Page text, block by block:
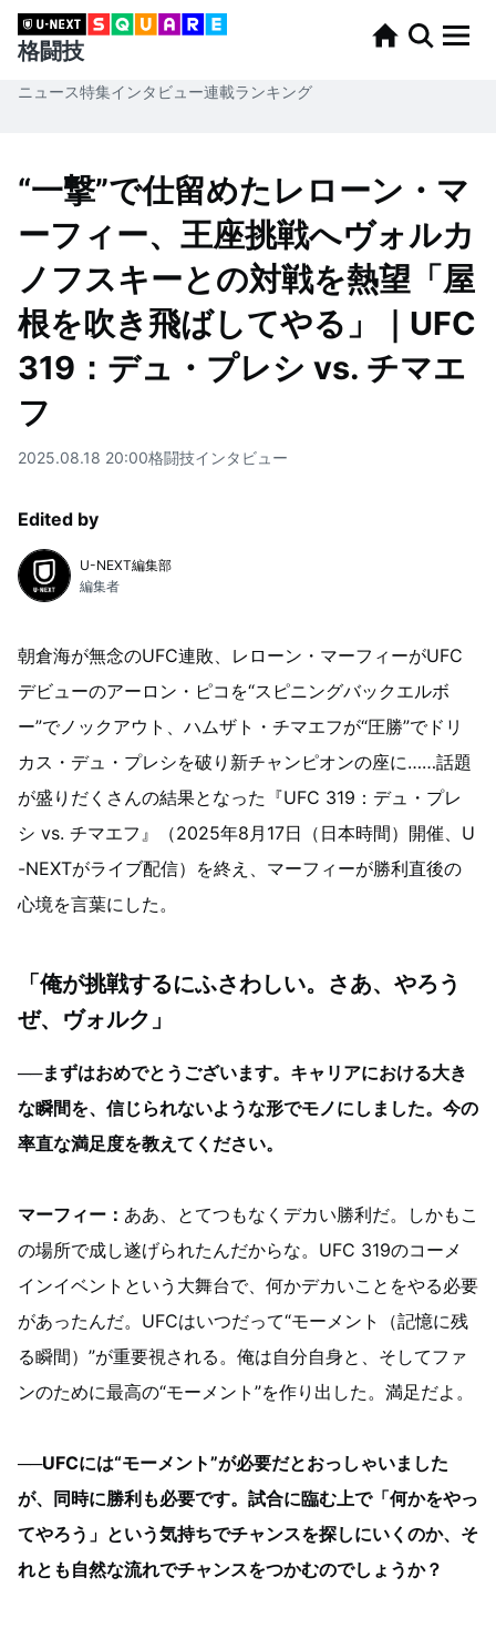
格闘技
ニュース特集インタビュー連載ランキング
“一撃”で仕留めたレローン・マ
ーフィー、王座挑戦へヴォルカ
ノフスキーとの対戦を熱望「屋
根を吹き飛ばしてやる」｜UFC
319：デュ・プレシ vs. チマエ
フ
2025.08.18 20:00格闘技インタビュー
Edited by
U-NEXT編集部
編集者
朝倉海が無念のUFC連敗、レローン・マーフィーがUFC
デビューのアーロン・ピコを“スピニングバックエルボ
ー”でノックアウト、ハムザト・チマエフが“圧勝”でドリ
カス・デュ・プレシを破り新チャンピオンの座に……話題
が盛りだくさんの結果となった『UFC 319：デュ・プレ
シ vs. チマエフ』（2025年8月17日（日本時間）開催、U
-NEXTがライブ配信）を終え、マーフィーが勝利直後の
心境を言葉にした。
「俺が挑戦するにふさわしい。さあ、やろう
ぜ、ヴォルク」
──まずはおめでとうございます。キャリアにおける大き
な瞬間を、信じられないような形でモノにしました。今の
率直な満足度を教えてください。
マーフィー： ああ、とてつもなくデカい勝利だ。しかもこ
の場所で成し遂げられたんだからな。UFC 319のコーメ
インイベントという大舞台で、何かデカいことをやる必要
があったんだ。UFCはいつだって“モーメント（記憶に残
る瞬間）”が重要視される。俺は自分自身と、そしてファ
ンのために最高の“モーメント”を作り出した。満足だよ。
──UFCには“モーメント”が必要だとおっしゃいました
が、同時に勝利も必要です。試合に臨む上で「何かをやっ
てやろう」という気持ちでチャンスを探しにいくのか、そ
れとも自然な流れでチャンスをつかむのでしょうか？